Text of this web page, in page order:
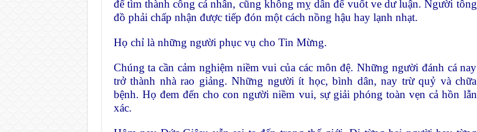
để tìm thành công cá nhân, cũng không mỵ dân để vuốt ve dư luận. Người tông
đồ phải chấp nhận được tiếp đón một cách nồng hậu hay lạnh nhạt.
Họ chỉ là những người phục vụ cho Tin Mừng.
Chúng ta cần cảm nghiệm niềm vui của các môn đệ. Những người đánh cá nay
trở thành nhà rao giảng. Những người ít học, bình dân, nay trừ quỷ và chữa
bệnh. Họ đem đến cho con người niềm vui, sự giải phóng toàn vẹn cả hồn lẫn
xác.